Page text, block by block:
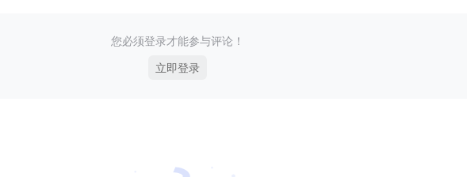
您必须登录才能参与评论！
立即登录